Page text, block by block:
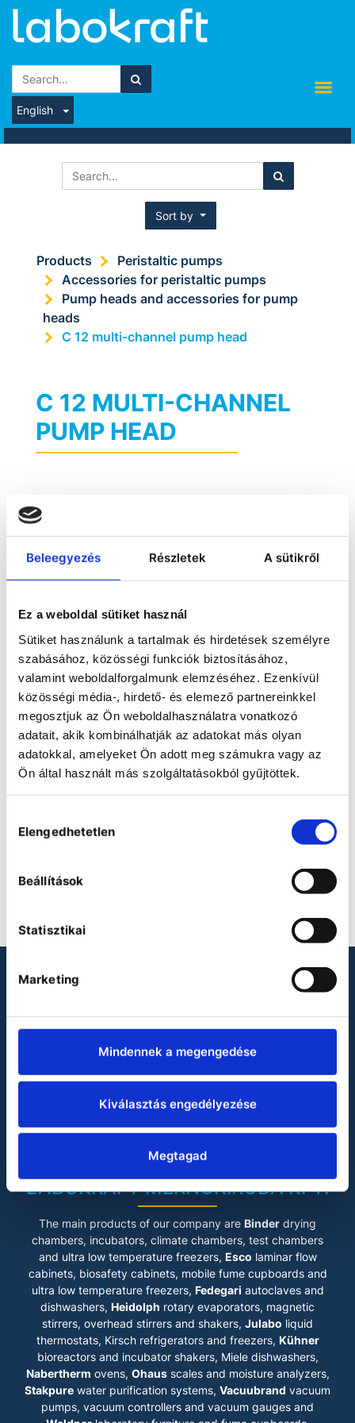
Beleegyezés Részletek A sütikről
Ez a weboldal sütiket használ
Sütiket használunk a tartalmak és hirdetések személyre
szabásához, közösségi funkciók biztosításához,
valamint weboldalforgalmunk elemzéséhez. Ezenkívül
közösségi média-, hirdető- és elemező partnereinkkel
megosztjuk az Ön weboldalhasználatra vonatkozó
adatait, akik kombinálhatják az adatokat más olyan
adatokkal, amelyeket Ön adott meg számukra vagy az
Ön által használt más szolgáltatásokból gyűjtöttek.
kiválasztása
Elengedhetetlen
Beállítások
Statisztikai
Marketing
Mindennek a megengedése
Kiválasztás engedélyezése
Megtagad
English
Sort by
Products
Peristaltic pumps
Accessories for peristaltic pumps
Pump heads and accessories for pump
heads
C 12 multi-channel pump head
C 12 MULTI-CHANNEL
PUMP HEAD
Heidolph Multi-channel
Pump Head C 12
• Accepts 12 cassettes small
LOOKING FOR LABORATORY
PRODUCTS?
Binder
Miele
Waldner
LABOKRAFT MÉRNÖKIRODA KFT.
The main products of our company are Binder drying
chambers, incubators, climate chambers, test chambers
and ultra low temperature freezers, Esco laminar flow
cabinets, biosafety cabinets, mobile fume cupboards and
ultra low temperature freezers, Fedegari autoclaves and
dishwashers, Heidolph rotary evaporators, magnetic
stirrers, overhead stirrers and shakers, Julabo liquid
thermostats, Kirsch refrigerators and freezers, Kühner
bioreactors and incubator shakers, Miele dishwashers,
Nabertherm ovens, Ohausscales and moisture analyzers,
Stakpure water purification systems, Vacuubrand vacuum
pumps, vacuum controllers and vacuum gauges and